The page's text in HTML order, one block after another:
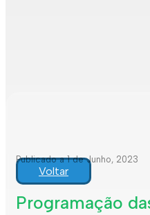
Publicado a 1 de Junho, 2023
Voltar
Programação